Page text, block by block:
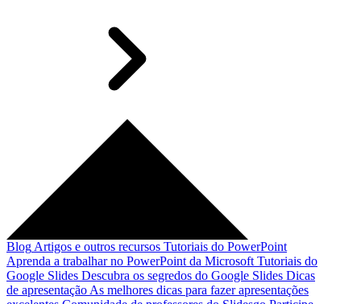
Blog Artigos e outros recursos Tutoriais do PowerPoint
Aprenda a trabalhar no PowerPoint da Microsoft Tutoriais do
Google Slides Descubra os segredos do Google Slides Dicas
de apresentação As melhores dicas para fazer apresentações